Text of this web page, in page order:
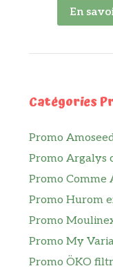
En
Catégories
Promo
Promo Argalys
Promo Comme
Promo Hurom
Promo
Promo My
Promo ÖKO